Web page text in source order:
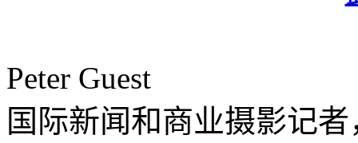
Peter Guest
国际新闻和商业摄影记者